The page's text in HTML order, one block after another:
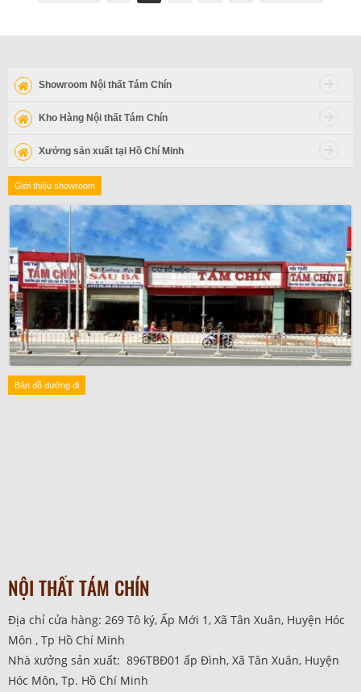
Showroom Nội thất Tám Chín
Kho Hàng Nội thất Tám Chín
Xưởng sản xuất tại Hồ Chí Minh
Giới thiệu showroom
Bản đồ đường đi
NỘI THẤT TÁM CHÍN
Địa chỉ cửa hàng: 269 Tô ký, Ấp Mới 1, Xã Tân Xuân, Huyện Hóc
Môn , Tp Hồ Chí Minh
Nhà xưởng sản xuất: 896TBĐ01 ấp Đình, Xã Tân Xuân, Huyện
Hóc Môn, Tp. Hồ Chí Minh